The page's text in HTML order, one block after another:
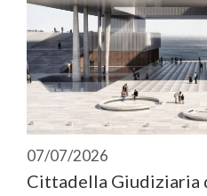
07/07/2026
Cittadella Giudiziaria